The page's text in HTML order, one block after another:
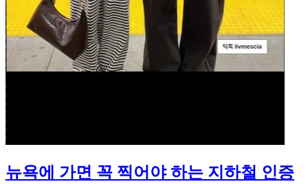
뉴욕에 가면 꼭 찍어야 하는 지하철 인증